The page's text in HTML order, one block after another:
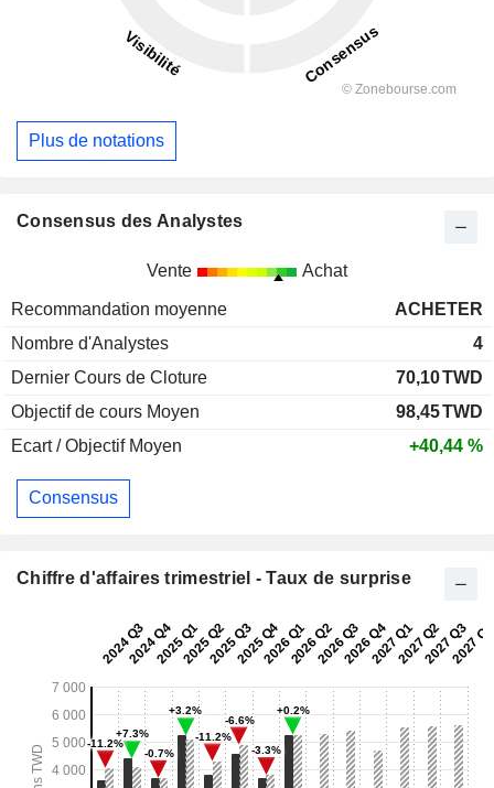
Plus de notations
Consensus des Analystes
Vente Achat
Recommandation moyenne
ACHETER
Nombre d'Analystes
4
Dernier Cours de Cloture
70,10TWD
Objectif de cours Moyen
98,45TWD
Ecart / Objectif Moyen
+40,44 %
Consensus
Chiffre d'affaires trimestriel - Taux de surprise